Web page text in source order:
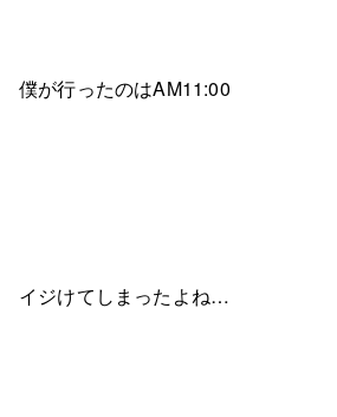
僕が行ったのはAM11:00
イジけてしまったよね…